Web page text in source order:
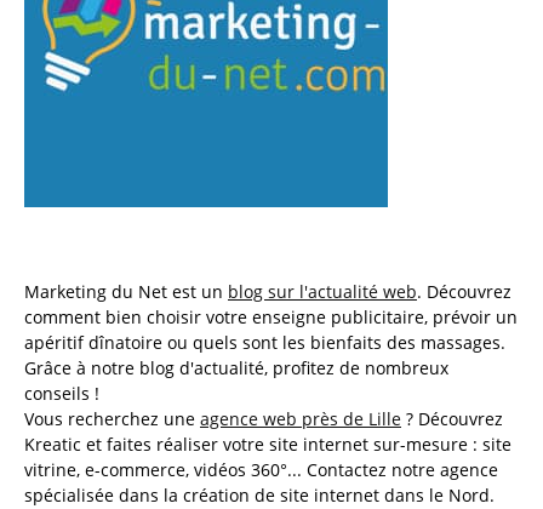
Marketing du Net est un blog sur l'actualité web. Découvrez
comment bien choisir votre enseigne publicitaire, prévoir un
apéritif dînatoire ou quels sont les bienfaits des massages.
Grâce à notre blog d'actualité, profitez de nombreux
conseils !
Vous recherchez une agence web près de Lille ? Découvrez
Kreatic et faites réaliser votre site internet sur-mesure : site
vitrine, e-commerce, vidéos 360°... Contactez notre agence
spécialisée dans la création de site internet dans le Nord.